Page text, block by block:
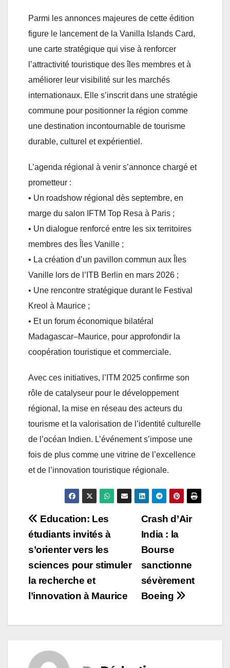
Parmi les annonces majeures de cette édition
figure le lancement de la Vanilla Islands Card,
une carte stratégique qui vise à renforcer
l’attractivité touristique des îles membres et à
améliorer leur visibilité sur les marchés
internationaux. Elle s’inscrit dans une stratégie
commune pour positionner la région comme
une destination incontournable de tourisme
durable, culturel et expérientiel.
L’agenda régional à venir s’annonce chargé et
prometteur :
• Un roadshow régional dès septembre, en
marge du salon IFTM Top Resa à Paris ;
• Un dialogue renforcé entre les six territoires
membres des Îles Vanille ;
• La création d’un pavillon commun aux Îles
Vanille lors de l’ITB Berlin en mars 2026 ;
• Une rencontre stratégique durant le Festival
Kreol à Maurice ;
• Et un forum économique bilatéral
Madagascar–Maurice, pour approfondir la
coopération touristique et commerciale.
Avec ces initiatives, l’ITM 2025 confirme son
rôle de catalyseur pour le développement
régional, la mise en réseau des acteurs du
tourisme et la valorisation de l’identité culturelle
de l’océan Indien. L’événement s’impose une
fois de plus comme une vitrine de l’excellence
et de l’innovation touristique régionale.
Post
navigation
Crash d’Air
India : la
Bourse
sanctionne
sévèrement
Boeing
Education: Les
étudiants invités à
s’orienter vers les
sciences pour stimuler
la recherche et
l’innovation à Maurice